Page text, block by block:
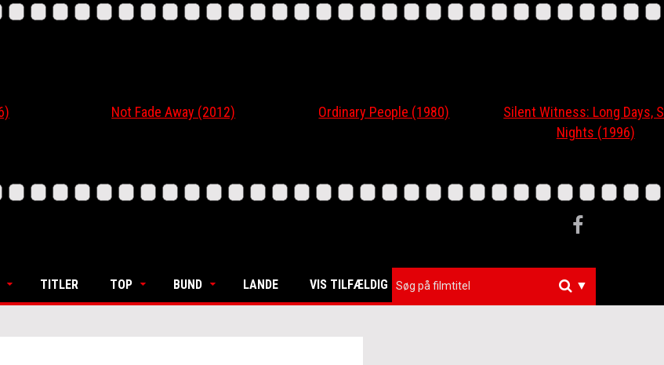
Not Fade Away (2012) Ordinary People (1980)
Silent Witness: Long Days, Short
Nights (1996)
TITLER TOP BUND LANDE VIS TILFÆLDIG ▼